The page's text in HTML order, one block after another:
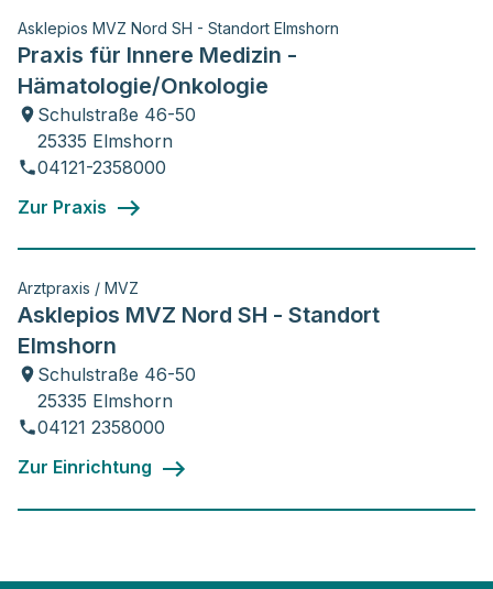
Asklepios MVZ Nord SH - Standort Elmshorn
Praxis für Innere Medizin -
Hämatologie/Onkologie
Schulstraße 46-50
25335 Elmshorn
04121-2358000
Zur Praxis
Arztpraxis / MVZ
Asklepios MVZ Nord SH - Standort
Elmshorn
Schulstraße 46-50
25335 Elmshorn
04121 2358000
Zur Einrichtung